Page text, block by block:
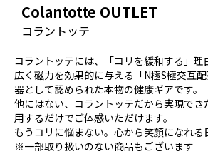
Colantotte OUTLET
コラントッテ
コラントッテには、「コリを緩和する」理
広く磁力を効果的に与える「N極S極交互
器として認められた本物の健康ギアです。
他にはない、コラントッテだから実現でき
用するだけでご体感いただけます。
もうコリに悩まない。心から笑顔になれる
※一部取り扱いのない商品もございます